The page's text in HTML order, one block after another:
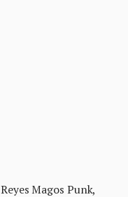
Magos Punk,